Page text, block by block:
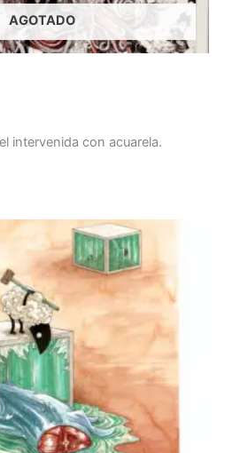
AGOTADO
intervenida con acuarela.